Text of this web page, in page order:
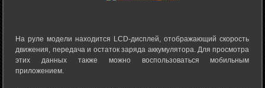
На руле модели находится LCD-дисплей, отображающий скорость
движения, передача и остаток заряда аккумулятора. Для просмотра
этих данных также можно воспользоваться мобильным
приложением.